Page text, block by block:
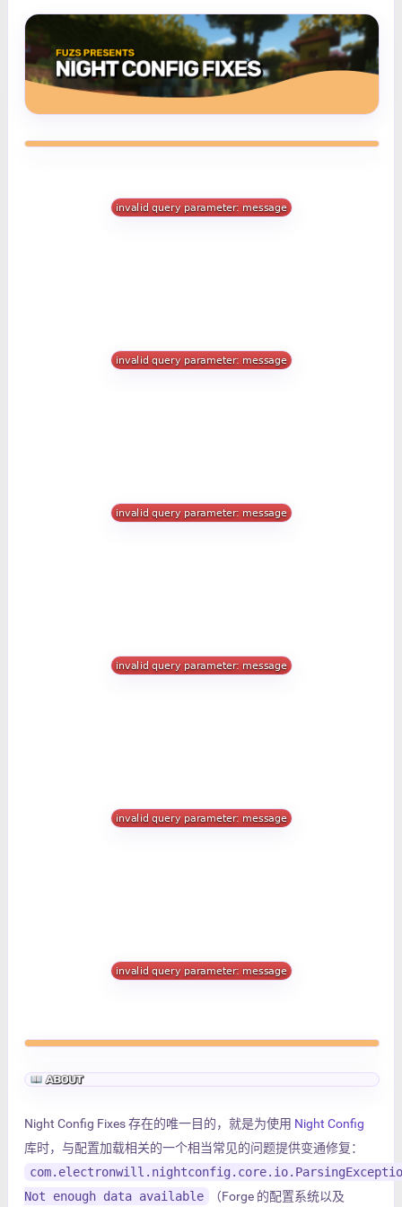
Night Config Fixes 存在的唯一目的，就是为使用 Night Config
库时，与配置加载相关的一个相当常见的问题提供变通修复：
Not enough data available
（Forge 的配置系统以及